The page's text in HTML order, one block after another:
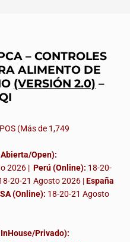
– CONTROLES
ALIMENTO DE
(VERSIÓN 2.0) –
(Más de 1,749
Abierta/Open):
2026 | Perú (Online): 18-20-
20-21 Agosto 2026 |España
(Online): 18-20-21 Agosto
InHouse/Privado):